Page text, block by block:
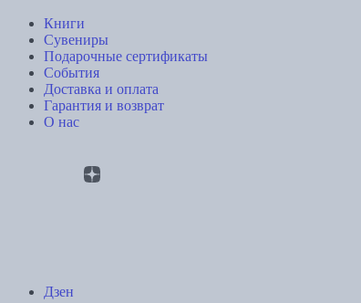
Книги
Сувениры
Подарочные сертификаты
События
Доставка и оплата
Гарантия и возврат
О нас
Дзен